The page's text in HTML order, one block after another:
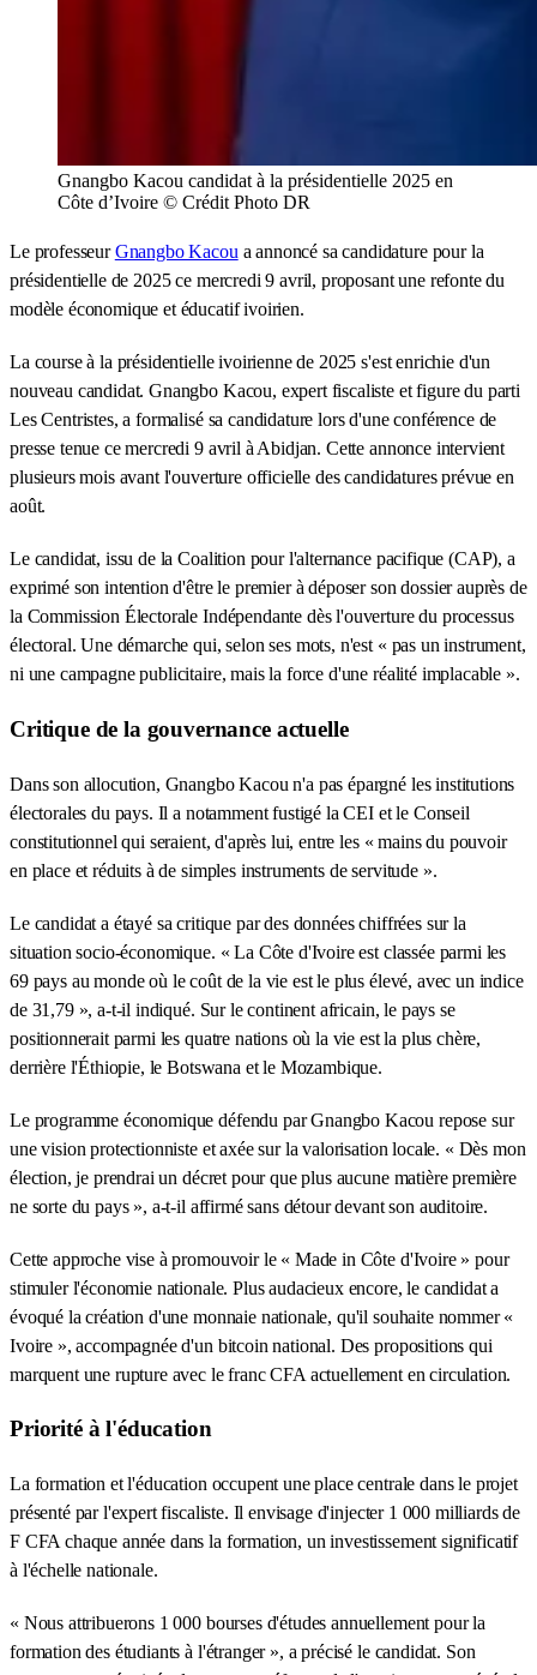
Gnangbo Kacou candidat à la présidentielle 2025 en
Côte d’Ivoire © Crédit Photo DR
Le professeurGnangbo Kacou a annoncé sa candidature pour la
présidentielle de 2025 ce mercredi 9 avril, proposant une refonte du
modèle économique et éducatif ivoirien.
La course à la présidentielle ivoirienne de 2025 s'est enrichie d'un
nouveau candidat. Gnangbo Kacou, expert fiscaliste et figure du parti
Les Centristes, a formalisé sa candidature lors d'une conférence de
presse tenue ce mercredi 9 avril à Abidjan. Cette annonce intervient
plusieurs mois avant l'ouverture officielle des candidatures prévue en
août.
Le candidat, issu de la Coalition pour l'alternance pacifique (CAP), a
exprimé son intention d'être le premier à déposer son dossier auprès de
la Commission Électorale Indépendante dès l'ouverture du processus
électoral. Une démarche qui, selon ses mots, n'est « pas un instrument,
ni une campagne publicitaire, mais la force d'une réalité implacable ».
Critique de la gouvernance actuelle
Dans son allocution, Gnangbo Kacou n'a pas épargné les institutions
électorales du pays. Il a notamment fustigé la CEI et le Conseil
constitutionnel qui seraient, d'après lui, entre les « mains du pouvoir
en place et réduits à de simples instruments de servitude ».
Le candidat a étayé sa critique par des données chiffrées sur la
situation socio-économique. « La Côte d'Ivoire est classée parmi les
69 pays au monde où le coût de la vie est le plus élevé, avec un indice
de 31,79 », a-t-il indiqué. Sur le continent africain, le pays se
positionnerait parmi les quatre nations où la vie est la plus chère,
derrière l'Éthiopie, le Botswana et le Mozambique.
Le programme économique défendu par Gnangbo Kacou repose sur
une vision protectionniste et axée sur la valorisation locale. « Dès mon
élection, je prendrai un décret pour que plus aucune matière première
ne sorte du pays », a-t-il affirmé sans détour devant son auditoire.
Cette approche vise à promouvoir le « Made in Côte d'Ivoire » pour
stimuler l'économie nationale. Plus audacieux encore, le candidat a
évoqué la création d'une monnaie nationale, qu'il souhaite nommer «
Ivoire », accompagnée d'un bitcoin national. Des propositions qui
marquent une rupture avec le franc CFA actuellement en circulation.
Priorité à l'éducation
La formation et l'éducation occupent une place centrale dans le projet
présenté par l'expert fiscaliste. Il envisage d'injecter 1 000 milliards de
F CFA chaque année dans la formation, un investissement significatif
à l'échelle nationale.
« Nous attribuerons 1 000 bourses d'études annuellement pour la
formation des étudiants à l'étranger », a précisé le candidat. Son